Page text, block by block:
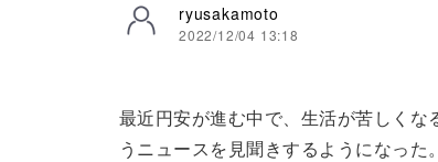
ryusakamoto
2022/12/04 13:18
最近円安が進む中で、生活が苦しく
うニュースを見聞きするようになっ